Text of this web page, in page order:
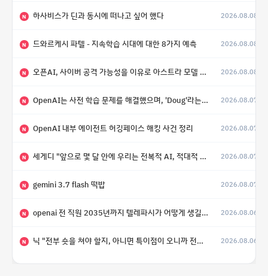
N 하사비스가 딘과 동시에 떠나고 싶어 했다 2026.08.08
N 드와르케시 파텔 - 지속학습 시대에 대한 8가지 예측 2026.08.08
N 오픈AI, 사이버 공격 가능성을 이유로 아스트라 모델 출시 연기 2026.08.08
N OpenAI는 사전 학습 문제를 해결했으며, 'Doug'라는 코드명을 가진 훨씬 더 큰 모델을 활발히 개발 중 2026.08.07
N OpenAI 내부 에이전트 허깅페이스 해킹 사건 정리 2026.08.07
N 세게디 "앞으로 몇 달 안에 우리는 전복적 AI, 적대적 AI 둘 다 보게 될 것" 2026.08.07
N gemini 3.7 flash 떡밥 2026.08.07
N openai 전 직원 2035년까지 텔레파시가 어떻게 생길 수 있는지 2026.08.06
N 닉 "전부 숏을 쳐야 할지, 아니면 특이점이 오니까 전부 롱을 쳐야 할지 모르겠다.” 2026.08.06